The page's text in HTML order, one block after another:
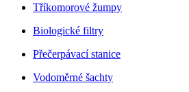
Tříkomorové žumpy
Biologické filtry
Přečerpávací stanice
Vodoměrné šachty